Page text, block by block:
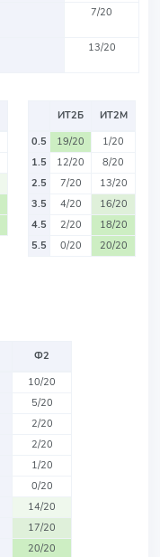
7/20
13/20
ИТ2Б
ИТ2М
0.5
19/20
1/20
1.5
12/20
8/20
2.5
7/20
13/20
3.5
4/20
16/20
4.5
2/20
18/20
5.5
0/20 20/20
Ф2
10/20
5/20
2/20
2/20
1/20
0/20
14/20
17/20
20/20